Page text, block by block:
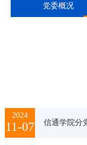
党委概况
2024
11-07